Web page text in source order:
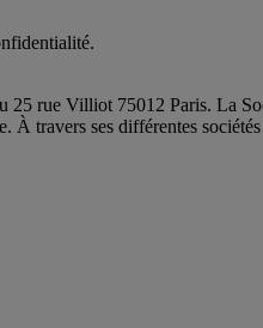
25 rue Villiot 75012 Paris. La
travers ses différentes